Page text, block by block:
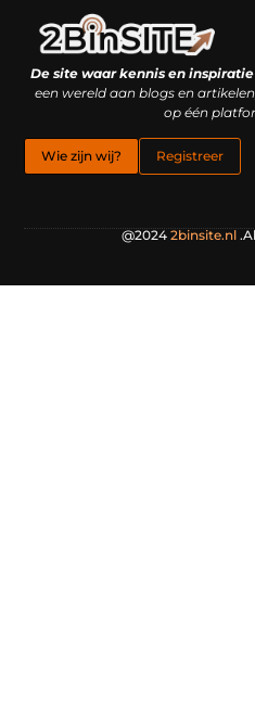
De site waar kennis en
een wereld aan blogs en
op één
Wie zijn wij? Registreer
@2024 2binsite.nl